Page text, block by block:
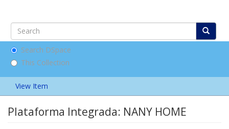
Search DSpace
This Collection
View Item
Plataforma Integrada: NANY HOME